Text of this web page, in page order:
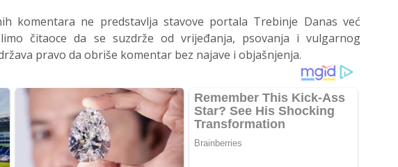
komentara ne predstavlja stavove portala Trebinje Danas već
čitaoce da se suzdrže od vrijeđanja, psovanja i vulgarnog
pravo da obriše komentar bez najave i objašnjenja.